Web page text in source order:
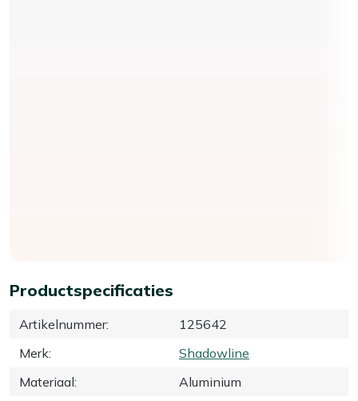
Productspecificaties
Artikelnummer:
125642
Merk:
Shadowline
Materiaal:
Aluminium